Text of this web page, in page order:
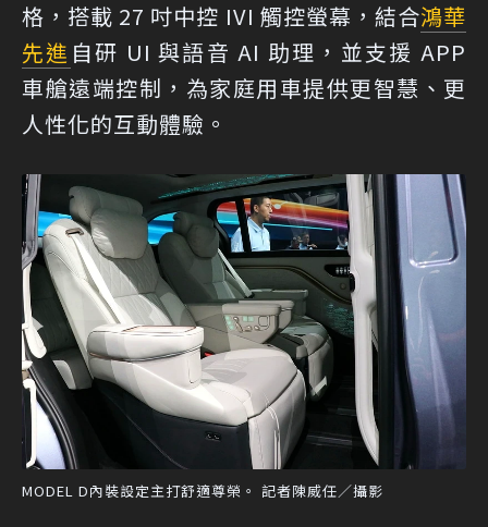
格，搭載 27 吋中控 IVI 觸控螢幕，結合鴻華
先進 自研 UI 與語音 AI 助理，並支援 APP
車艙遠端控制，為家庭用車提供更智慧、更
人性化的互動體驗。
MODEL D內裝設定主打舒適尊榮。 記者陳威任／攝影